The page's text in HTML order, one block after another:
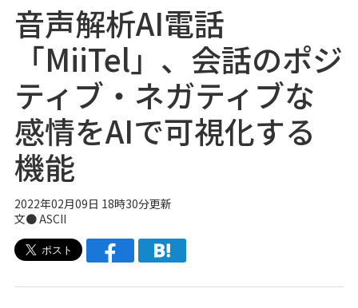
音声解析AI電話
「MiiTel」、会話のポジ
ティブ・ネガティブな
感情をAIで可視化する
機能
2022年02月09日 18時30分更新
文● ASCII